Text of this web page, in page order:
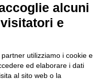
alcuni
e
utilizziamo i cookie e
ed elaborare i dati
al sito web o la